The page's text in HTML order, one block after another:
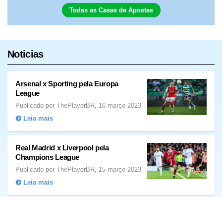
Todas as Casas de Apostas
Noticias
Arsenal x Sporting pela Europa
League
Publicado por ThePlayerBR, 16 março 2023
Leia mais
Real Madrid x Liverpool pela
Champions League
Publicado por ThePlayerBR, 15 março 2023
Leia mais